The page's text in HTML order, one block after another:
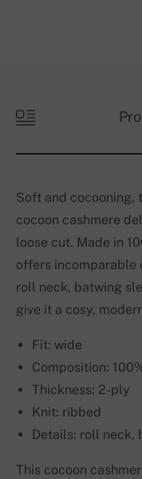
Soft and cocooning,
cocoon cashmere
loose cut. Made in
offers incomparable
roll neck, batwing
give it a cosy,
Fit: wide
Composition:
Thickness: 2-ply
Knit: ribbed
Details: roll neck,
This cocoon